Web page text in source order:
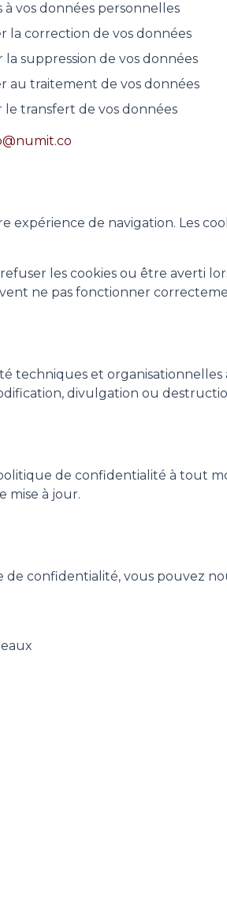
vos données personnelles
la correction de vos données
suppression de vos données
au traitement de vos données
transfert de vos données
expérience de navigation. Les
les cookies ou être averti
ne pas fonctionner
techniques et
divulgation ou
de confidentialité à tout
mise à jour.
confidentialité, vous pouvez